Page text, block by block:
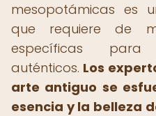
mesopotámicas es
que requiere de
específicas
auténticos. Los
arte antiguo se
esencia y la belleza